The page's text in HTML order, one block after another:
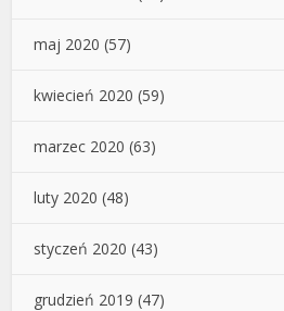
maj 2020 (57)
kwiecień 2020 (59)
marzec 2020 (63)
luty 2020 (48)
styczeń 2020 (43)
grudzień 2019 (47)